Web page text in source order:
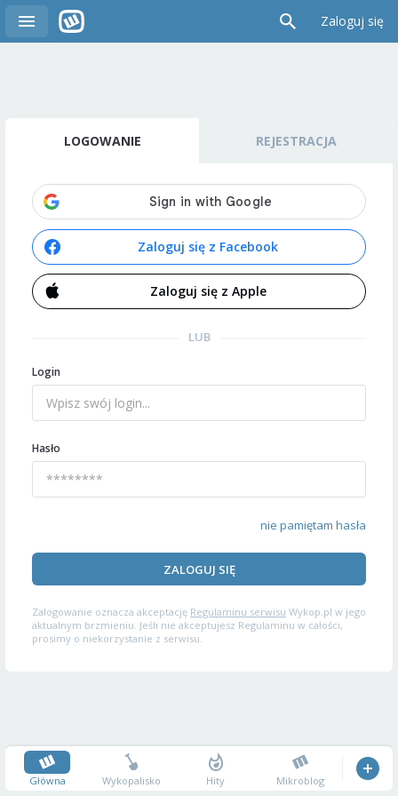
Zaloguj się
LOGOWANIE REJESTRACJA
Zaloguj się z Facebook
Zaloguj się z Apple
LUB
Login
Hasło
nie pamiętam hasła
ZALOGUJ SIĘ
Zalogowanie oznacza akceptację Regulaminu serwisu Wykop.pl w jego
aktualnym brzmieniu. Jeśli nie akceptujesz Regulaminu w całości,
prosimy o niekorzystanie z serwisu.
Główna Wykopalisko Hity Mikroblog